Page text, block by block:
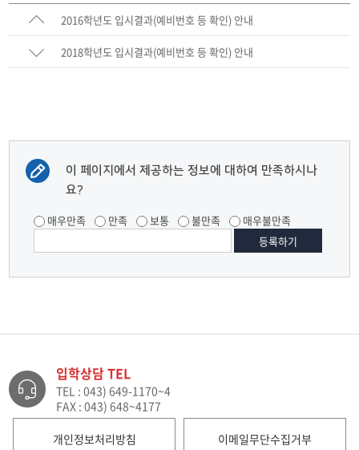
2016학년도 입시결과(예비번호 등 확인) 안내
2018학년도 입시결과(예비번호 등 확인) 안내
이 페이지에서 제공하는 정보에 대하여 만족하시나
요?
매우만족 만족 보통 불만족 매우불만족
입학상담 TEL
TEL : 043) 649-1170~4
FAX : 043) 648~4177
개인정보처리방침 이메일무단수집거부